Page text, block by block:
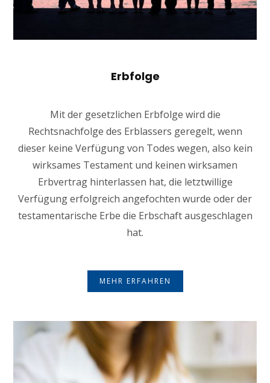
Erbfolge
Mit der gesetzlichen Erbfolge wird die
Rechtsnachfolge des Erblassers geregelt, wenn
dieser keine Verfügung von Todes wegen, also kein
wirksames Testament und keinen wirksamen
Erbvertrag hinterlassen hat, die letztwillige
Verfügung erfolgreich angefochten wurde oder der
testamentarische Erbe die Erbschaft ausgeschlagen
hat.
MEHR ERFAHREN